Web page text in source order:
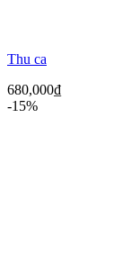
Thu ca
680,000₫
-15%